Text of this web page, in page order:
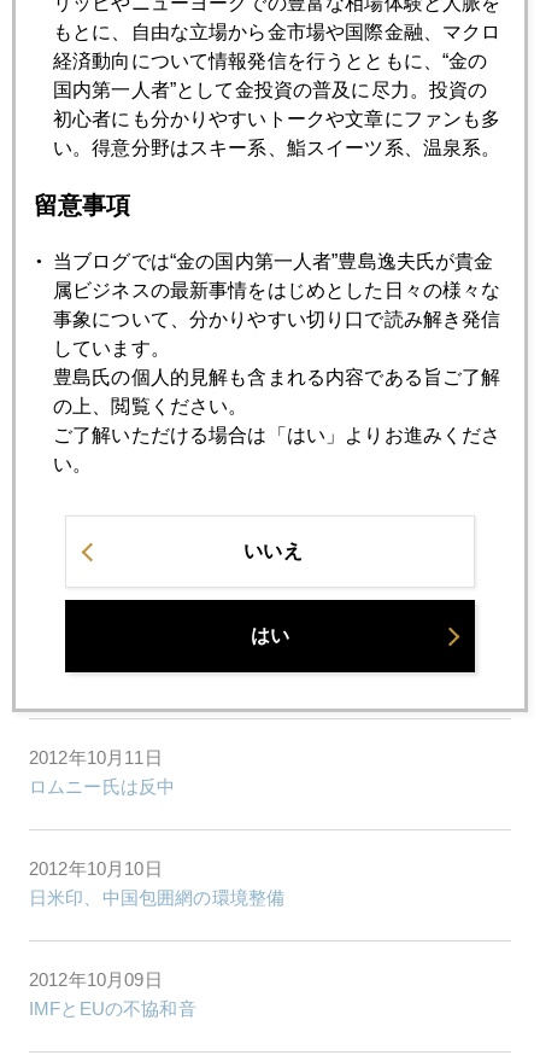
緊縮デモ、ロンドンに飛び火
2012年10月19日
中国経済7.4%へ減速、商品市場への影響は？
2012年10月18日
2012年10月17日
金の落下傘 一日在職で３４億円の退職金もらえる仕組み
2012年10月16日
経済危機下の資産防衛―円は安全？
IMFが入り「おかずが減った」韓国
2012年10月11日
ロムニー氏は反中
2012年10月10日
日米印、中国包囲網の環境整備
2012年10月09日
IMFとEUの不協和音
もとに、自由な立場から金市場や国際金融、マクロ
経済動向について情報発信を行うとともに、“金の
国内第一人者”として金投資の普及に尽力。投資の
初心者にも分かりやすいトークや文章にファンも多
い。得意分野はスキー系、鮨スイーツ系、温泉系。
留意事項
当ブログでは“金の国内第一人者”豊島逸夫氏が貴金
属ビジネスの最新事情をはじめとした日々の様々な
事象について、分かりやすい切り口で読み解き発信
しています。
豊島氏の個人的見解も含まれる内容である旨ご了解
の上、閲覧ください。
ご了解いただける場合は「はい」よりお進みくださ
い。
いいえ
はい